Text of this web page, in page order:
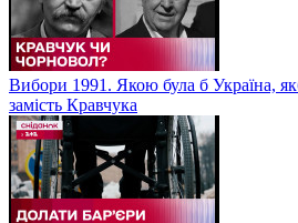
Вибори 1991. Якою була б Україна,
замість Кравчука